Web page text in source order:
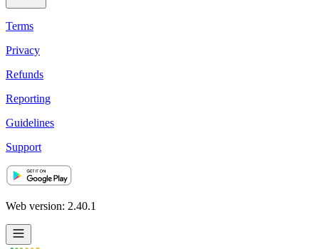
Terms
Privacy
Refunds
Reporting
Guidelines
Support
Web version: 2.40.1